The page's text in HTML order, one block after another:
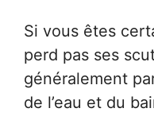
Si vous êtes
perd pas ses
généralement
de l’eau et du